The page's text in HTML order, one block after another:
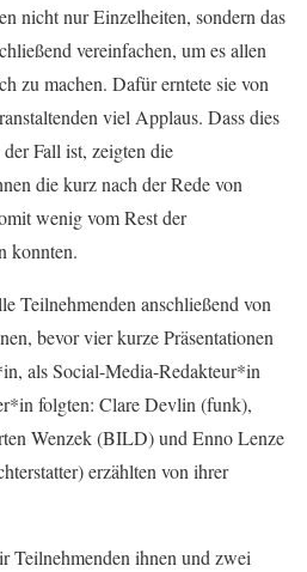
nicht nur Einzelheiten, sondern das
vereinfachen, um es allen
zu machen. Dafür erntete sie von
viel Applaus. Dass dies
Fall ist, zeigten die
die kurz nach der Rede von
wenig vom Rest der
konnten.
Teilnehmenden anschließend von
bevor vier kurze Präsentationen
als Social-Media-Redakteur*in
folgten: Clare Devlin (funk),
Wenzek (BILD) und Enno Lenze
erzählten von ihrer
Teilnehmenden ihnen und zwei